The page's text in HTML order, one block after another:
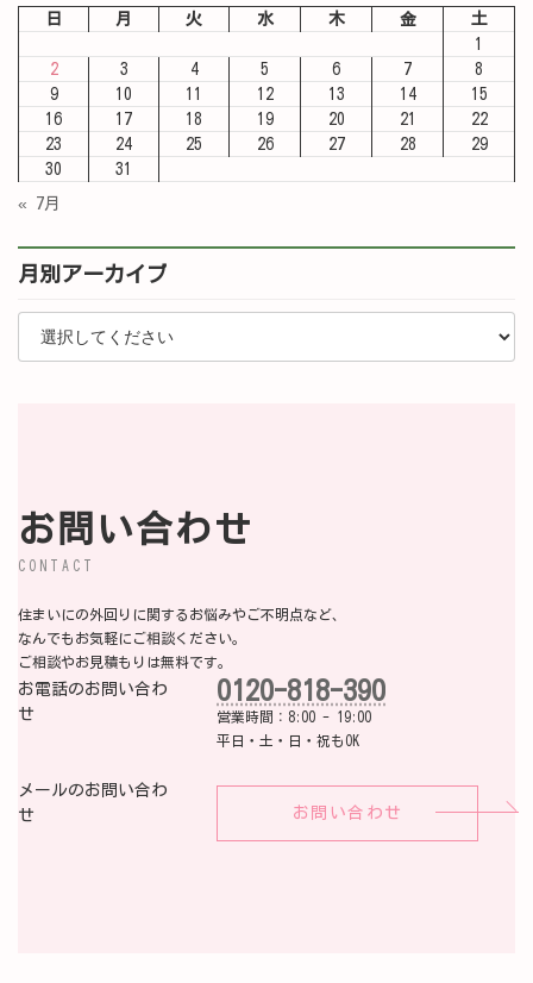
日
月 火 水 木 金
土
1
2
3 4 5 6 7
8
9
10 11 12 13 14
15
16
17 18 19 20 21
22
23
24 25 26 27 28
29
30
31
« 7月
月別アーカイブ
お問い合わせ
CONTACT
住まいにの外回りに関するお悩みやご不明点など、
なんでもお気軽にご相談ください。
ご相談やお見積もりは無料です。
お電話のお問い合わ
せ
0120-818-390
営業時間：8:00 - 19:00
平日・土・日・祝もOK
メールのお問い合わ
せ
お問い合わせ